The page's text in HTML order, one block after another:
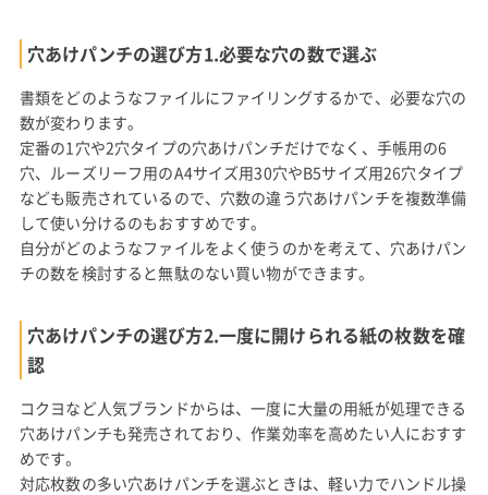
穴あけパンチの選び方1.必要な穴の数で選ぶ
書類をどのようなファイルにファイリングするかで、必要な穴の
数が変わります。
定番の1穴や2穴タイプの穴あけパンチだけでなく、手帳用の6
穴、ルーズリーフ用のA4サイズ用30穴やB5サイズ用26穴タイプ
なども販売されているので、穴数の違う穴あけパンチを複数準備
して使い分けるのもおすすめです。
自分がどのようなファイルをよく使うのかを考えて、穴あけパン
チの数を検討すると無駄のない買い物ができます。
穴あけパンチの選び方2.一度に開けられる紙の枚数を確
認
コクヨなど人気ブランドからは、一度に大量の用紙が処理できる
穴あけパンチも発売されており、作業効率を高めたい人におすす
めです。
対応枚数の多い穴あけパンチを選ぶときは、軽い力でハンドル操